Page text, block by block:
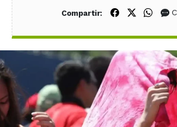
Compartir: Compartir en
Compartir